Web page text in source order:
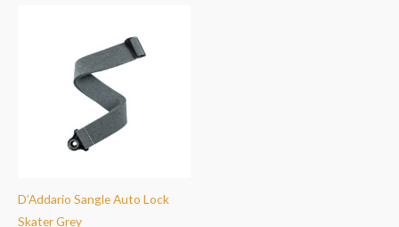
D’Addario Sangle Auto Lock
Skater Grey